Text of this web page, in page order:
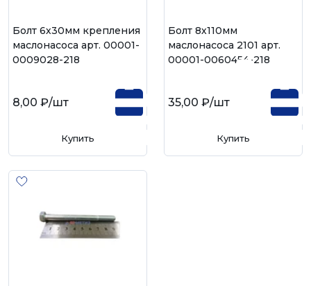
Болт 6х30мм крепления
маслонасоса арт. 00001-
0009028-218
8,00 ₽/шт
Купить
Болт 8х110мм
маслонасоса 2101 арт.
00001-0060454-218
35,00 ₽/шт
Купить